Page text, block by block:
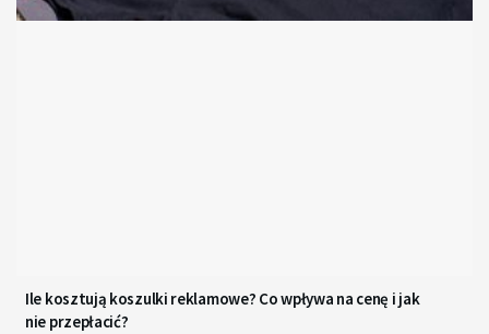
Ile kosztują koszulki reklamowe? Co wpływa na cenę i jak
nie przepłacić?